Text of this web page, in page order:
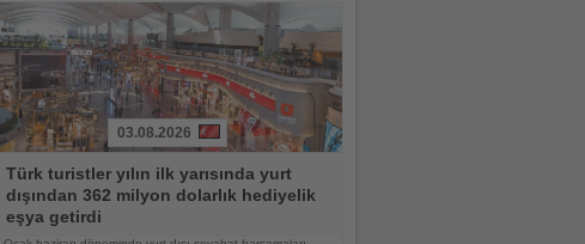
Oku
03.08.2026
Türk turistler yılın ilk yarısında yurt
dışından 362 milyon dolarlık hediyelik
eşya getirdi